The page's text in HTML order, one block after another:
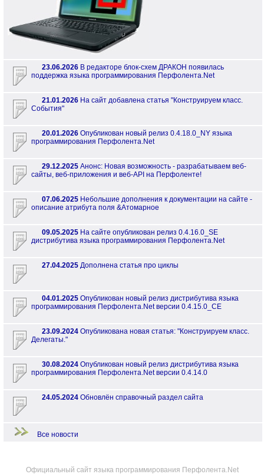
23.06.2026 В редакторе блок-схем ДРАКОН появилась
поддержка языка программирования Перфолента.Net
21.01.2026 На сайт добавлена статья "Конструируем класс.
События"
20.01.2026 Опубликован новый релиз 0.4.18.0_NY языка
программирования Перфолента.Net
29.12.2025 Анонс: Новая возможность - разрабатываем веб-
сайты, веб-приложения и веб-API на Перфоленте!
07.06.2025 Небольшие дополнения к документации на сайте -
описание атрибута поля &Атомарное
09.05.2025 На сайте опубликован релиз 0.4.16.0_SE
дистрибутива языка программирования Перфолента.Net
27.04.2025 Дополнена статья про циклы
04.01.2025 Опубликован новый релиз дистрибутива языка
программирования Перфолента.Net версии 0.4.15.0_CE
23.09.2024 Опубликована новая статья: "Конструируем класс.
Делегаты."
30.08.2024 Опубликован новый релиз дистрибутива языка
программирования Перфолента.Net версии 0.4.14.0
24.05.2024 Обновлён справочный раздел сайта
Все новости
Официальный сайт языка программирования Перфолента.Net